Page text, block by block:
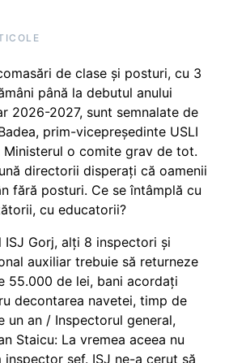
de clase și posturi, cu 3
până la debutul anului
2026-2027, sunt semnalate de
prim-vicepreședinte USLI
Ministerul o comite grav de tot.
directorii disperați că oamenii
fără posturi. Ce se întâmplă cu
cu educatorii?
ISJ Gorj, alți 8 inspectori și
auxiliar trebuie să returneze
55.000 de lei, bani acordați
decontarea navetei, timp de
un an / Inspectorul general,
Staicu: La vremea aceea nu
inspector șef. ISJ ne-a cerut să